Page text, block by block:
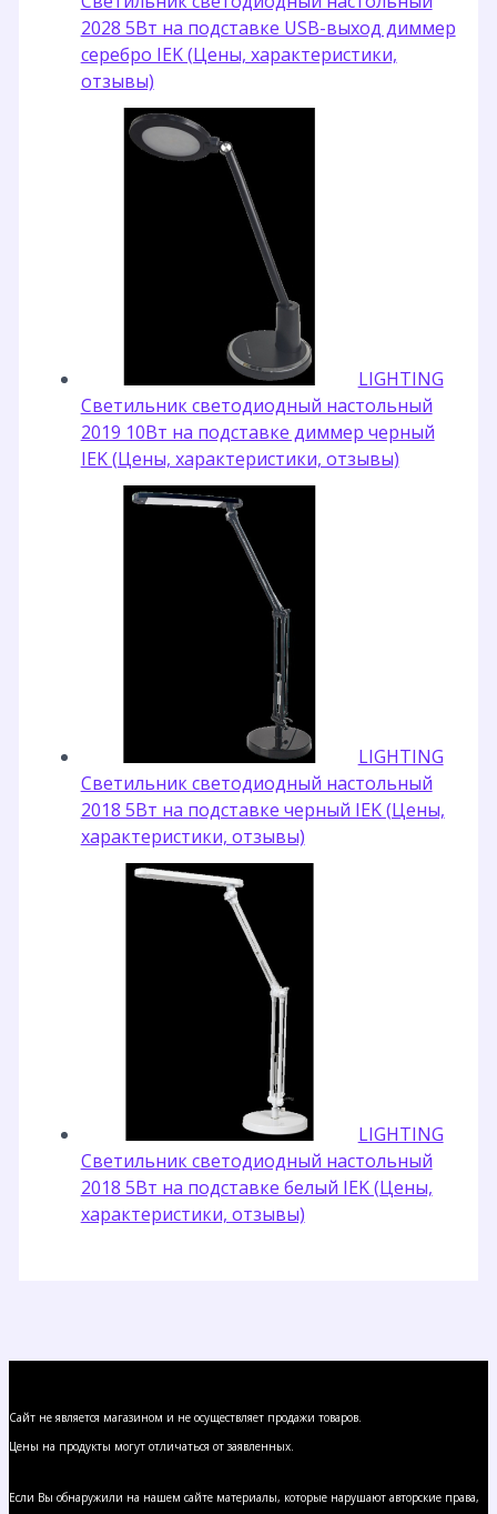
2028 5Вт на подставке USB-выход диммер
серебро IEK (Цены, характеристики,
отзывы)
LIGHTING
Светильник светодиодный настольный
2019 10Вт на подставке диммер черный
IEK (Цены, характеристики, отзывы)
LIGHTING
Светильник светодиодный настольный
2018 5Вт на подставке черный IEK (Цены,
характеристики, отзывы)
LIGHTING
Светильник светодиодный настольный
2018 5Вт на подставке белый IEK (Цены,
характеристики, отзывы)
Сайт не является магазином и не осуществляет продажи товаров.
Цены на продукты могут отличаться от заявленных.
Если Вы обнаружили на нашем сайте материалы, которые нарушают авторские права,